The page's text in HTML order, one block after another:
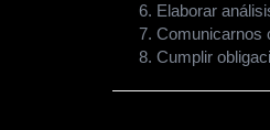
Elaborar
Comunicarnos
Cumplir